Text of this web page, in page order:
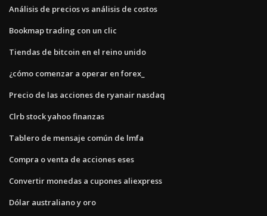
Análisis de precios vs análisis de costos
Bookmap trading con un clic
Tiendas de bitcoin en el reino unido
¿cómo comenzar a operar en forex_
Precio de las acciones de ryanair nasdaq
Clrb stock yahoo finanzas
Tablero de mensaje común de lmfa
Compra o venta de acciones eses
Convertir monedas a cupones aliexpress
Dólar australiano y oro